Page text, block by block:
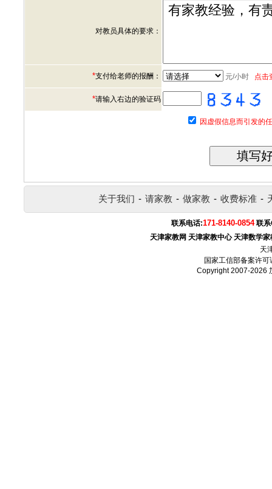
对教员具体的要求：
*支付给老师的报酬： 元/小时 点击
*请输入右边的验证码
因虚假信息而引发的
关于我们 - 请家教 - 做家教 - 收费标准 -
联系电话:171-8140-0854 联
天津家教网 天津家教中心 天津数学家
天
国家工信部备案许可
Copyright 2007-2026